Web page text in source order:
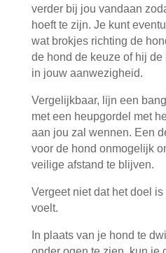
verder bij jou vandaan
hoeft te zijn. Je kunt
wat brokjes richting de
de hond de keuze of hij
in jouw aanwezigheid.
Vergelijkbaar, lijn een
met een heupgordel met
aan jou zal wennen. Een
voor de hond onmogelijk
veilige afstand te blijven.
Vergeet niet dat het doel
voelt.
In plaats van je hond te